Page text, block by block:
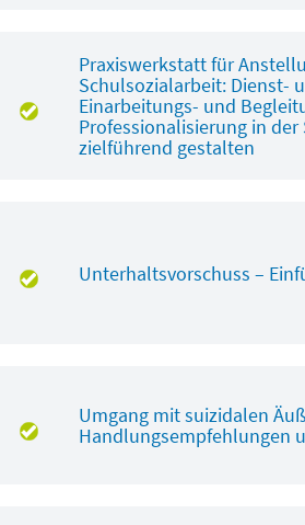
Praxiswerkstatt für
Schulsozialarbeit: Dienst-
Einarbeitungs- und
Professionalisierung in
zielführend gestalten
Unterhaltsvorschuss –
Umgang mit suizidalen
Handlungsempfehlungen